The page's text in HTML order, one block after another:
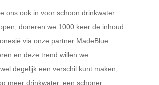
ons ook in voor schoon drinkwater
doneren we 1000 keer de inhoud
via onze partner MadeBlue.
en deze trend willen we
degelijk een verschil kunt maken,
meer drinkwater, een schoner